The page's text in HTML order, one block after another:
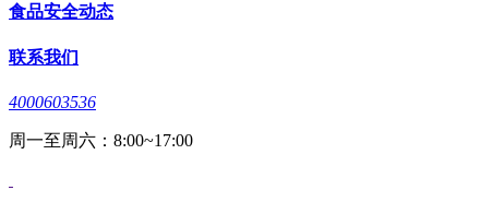
食品安全动态
联系我们
4000603536
周一至周六：8:00~17:00